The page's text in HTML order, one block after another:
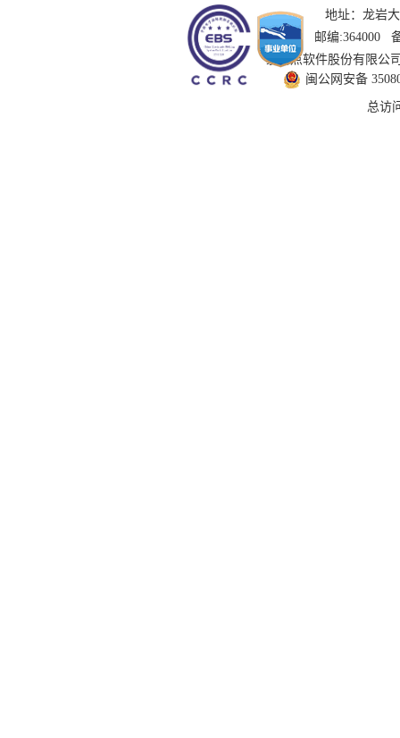
地址：龙岩
邮编:364000
技术支持：国泰新点软件股份有限
闽公网安备
总访